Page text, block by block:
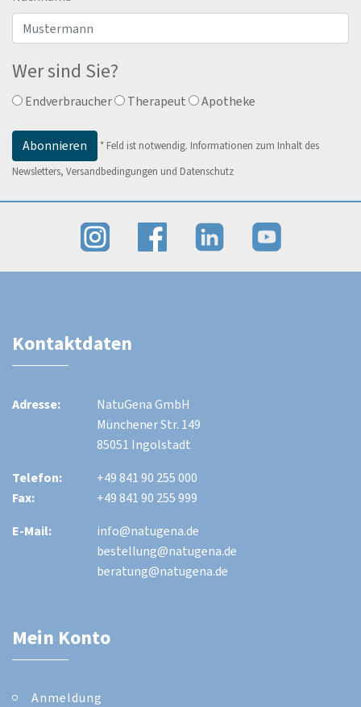
Wer sind Sie?
Endverbraucher Therapeut Apotheke
* Feld ist notwendig. Informationen zum Inhalt des
Newsletters, Versandbedingungen und Datenschutz
Kontaktdaten
Adresse:
NatuGena GmbH
Münchener Str. 149
85051 Ingolstadt
Telefon:
Fax:
+49 841 90 255 000
+49 841 90 255 999
E-Mail:
info@natugena.de
bestellung@natugena.de
beratung@natugena.de
Mein Konto
Anmeldung